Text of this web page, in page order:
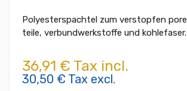
Polyesterspachtel zum verstopfen
teile, verbundwerkstoffe und kohlefaser.
36,91 € Tax incl.
30,50 € Tax excl.